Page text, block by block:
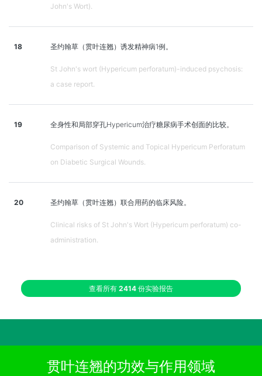
John's Wort).
18 圣约翰草（贯叶连翘）诱发精神病1例。
St John's wort (Hypericum perforatum)-induced psychosis:
a case report.
19 全身性和局部穿孔Hypericum治疗糖尿病手术创面的比较。
Comparison of Systemic and Topical Hypericum Perforatum
on Diabetic Surgical Wounds.
20 圣约翰草（贯叶连翘）联合用药的临床风险。
Clinical risks of St John's Wort (Hypericum perforatum) co-
administration.
查看所有 2414 份实验报告
贯叶连翘的功效与作用领域